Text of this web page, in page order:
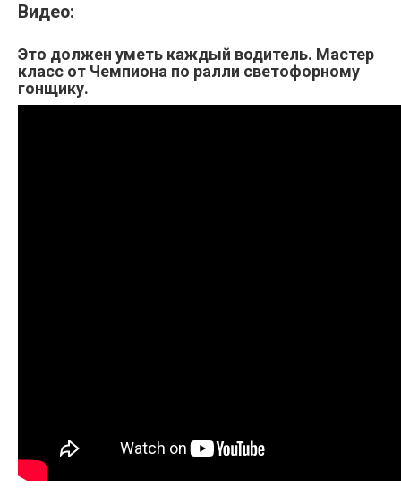
Видео:
Это должен уметь каждый водитель. Мастер
класс от Чемпиона по ралли светофорному
гонщику.